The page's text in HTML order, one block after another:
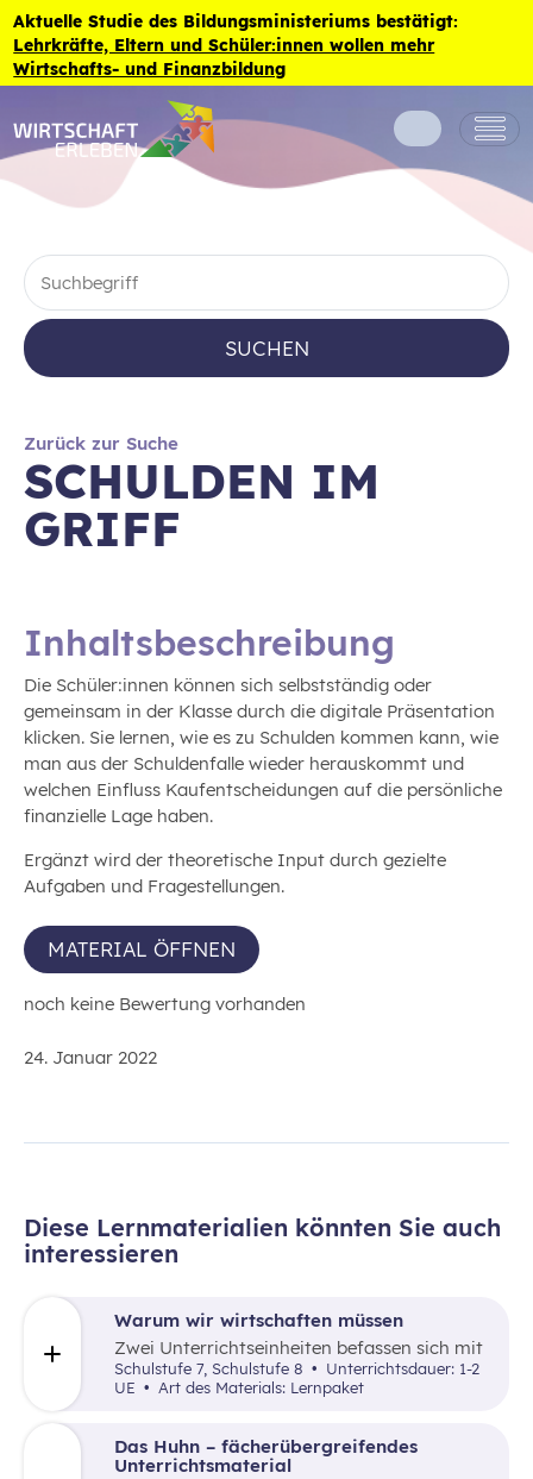
Zum Inhalt der Seite springen
Aktuelle Studie des Bildungsministeriums bestätigt:
Lehrkräfte, Eltern und Schüler:innen wollen mehr
Wirtschafts- und Finanzbildung
SUCHEN
Zurück zur Suche
SCHULDEN IM
GRIFF
Inhaltsbeschreibung
Die Schüler:innen können sich selbstständig oder
gemeinsam in der Klasse durch die digitale Präsentation
klicken. Sie lernen, wie es zu Schulden kommen kann, wie
man aus der Schuldenfalle wieder herauskommt und
welchen Einfluss Kaufentscheidungen auf die persönliche
finanzielle Lage haben.
Ergänzt wird der theoretische Input durch gezielte
Aufgaben und Fragestellungen.
MATERIAL ÖFFNEN
noch keine Bewertung vorhanden
24. Januar 2022
Diese Lernmaterialien könnten Sie auch
interessieren
Das Huhn – fächerübergreifendes
Unterrichtsmaterial
Warum wir wirtschaften müssen
Zwei Unterrichtseinheiten befassen sich mit
dem Knappheitsproblem und dem
ökonomischen Prinzip.
Schulstufe 7, Schulstufe 8
UE
Art des Materials: Lernpaket